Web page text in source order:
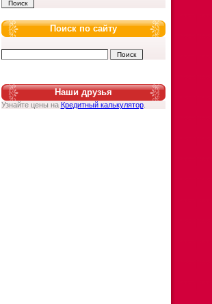
Поиск по сайту
Наши друзья
Узнайте цены на Кредитный калькулятор.